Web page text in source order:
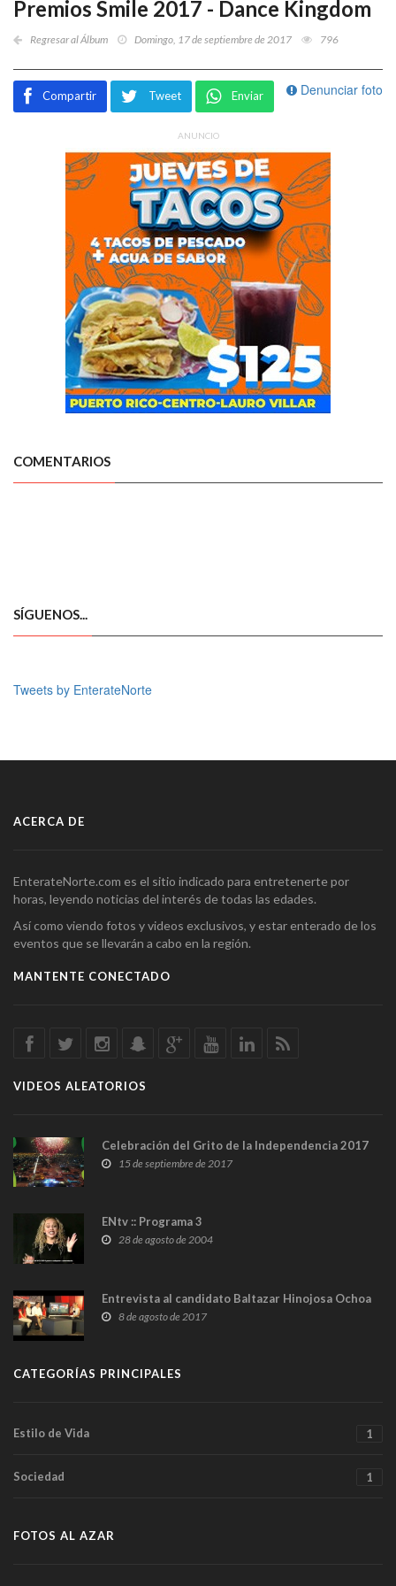
Premios Smile 2017 - Dance Kingdom
Regresar al Álbum Domingo, 17 de septiembre de 2017 796
Denunciar foto
Compartir Tweet Enviar
ANUNCIO
COMENTARIOS
SÍGUENOS...
Tweets by EnterateNorte
ACERCA DE
EnterateNorte.com es el sitio indicado para entretenerte por
horas, leyendo noticias del interés de todas las edades.
Así como viendo fotos y videos exclusivos, y estar enterado de los
eventos que se llevarán a cabo en la región.
MANTENTE CONECTADO
VIDEOS ALEATORIOS
Celebración del Grito de la Independencia 2017
15 de septiembre de 2017
ENtv :: Programa 3
28 de agosto de 2004
Entrevista al candidato Baltazar Hinojosa Ochoa
8 de agosto de 2017
CATEGORÍAS PRINCIPALES
Estilo de Vida 1
Sociedad 1
FOTOS AL AZAR